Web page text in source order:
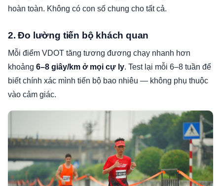
hoàn toàn. Không có con số chung cho tất cả.
2. Đo lường tiến bộ khách quan
Mỗi điểm VDOT tăng tương đương chạy nhanh hơn
khoảng 6–8 giây/km ở mọi cự ly. Test lại mỗi 6–8 tuần để
biết chính xác mình tiến bộ bao nhiêu — không phụ thuộc
vào cảm giác.